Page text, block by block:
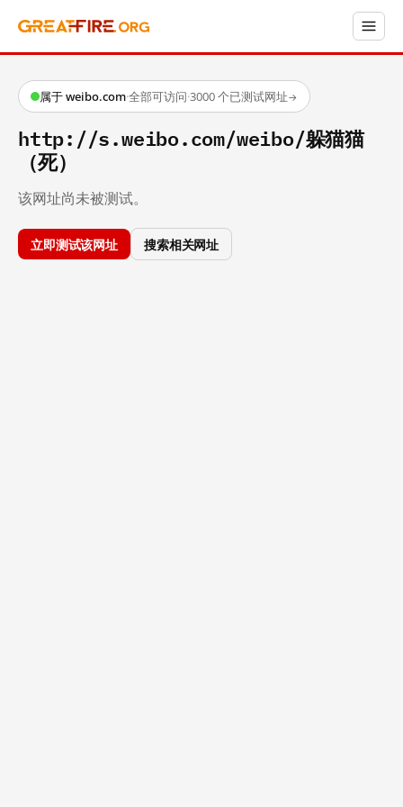
属于 weibo.com·全部可访问·3000 个已测试网址→
http://s.weibo.com/weibo/躲猫猫
（死）
该网址尚未被测试。
立即测试该网址 搜索相关网址